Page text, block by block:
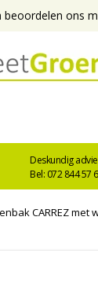
beoordelen ons
Deskundig
Bel: 072 844 57
CARREZ met